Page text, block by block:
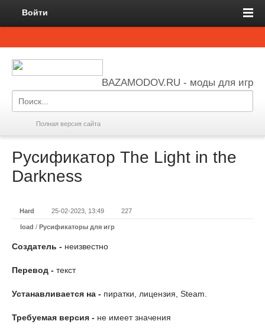
Войти
BAZAMODOV.RU - моды для игр
Полная версия сайта
Русификатор The Light in the
Darkness
Hard 25-02-2023, 13:49 227
load / Русификаторы для игр
Создатель - неизвестно
Перевод - текст
Устанавливается на - пиратки, лицензия, Steam.
Требуемая версия - не имеет значения